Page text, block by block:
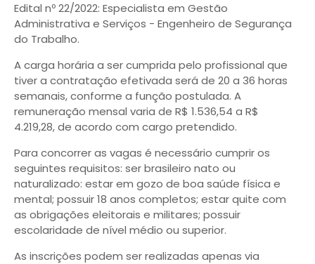
Edital nº 22/2022: Especialista em Gestão
Administrativa e Serviços - Engenheiro de Segurança
do Trabalho.
A carga horária a ser cumprida pelo profissional que
tiver a contratação efetivada será de 20 a 36 horas
semanais, conforme a função postulada. A
remuneração mensal varia de R$ 1.536,54 a R$
4.219,28, de acordo com cargo pretendido.
Para concorrer as vagas é necessário cumprir os
seguintes requisitos: ser brasileiro nato ou
naturalizado: estar em gozo de boa saúde física e
mental; possuir 18 anos completos; estar quite com
as obrigações eleitorais e militares; possuir
escolaridade de nível médio ou superior.
As inscrições podem ser realizadas apenas via